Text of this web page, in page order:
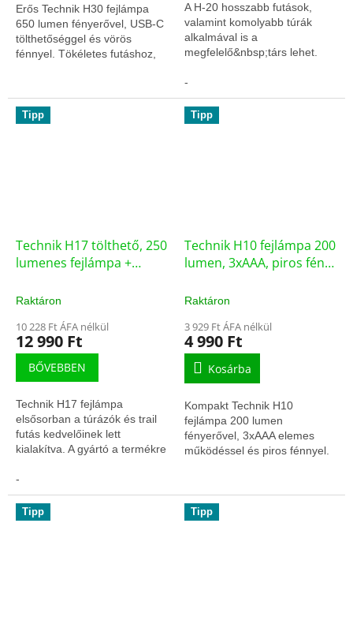
Erős Technik H30 fejlámpa
650 lumen fényerővel, USB-C
tölthetőséggel és vörös
fénnyel. Tökéletes futáshoz,
A H-20 hosszabb futások,
valamint komolyabb túrák
alkalmával is a
megfelelő&nbsp;társ lehet.
Kijelzés, Fókuszálható,
Beépített USB Töltés
(micro),...
-
Tipp
Technik H17 tölthető, 250
lumenes fejlámpa +
Raktáron
10 228 Ft ÁFA nélkül
12 990 Ft
BŐVEBBEN
Technik H17 fejlámpa
elsősorban a túrázók és trail
futás kedvelőinek lett
kialakítva. A gyártó a termékre
Paraméterek Extrák: Piros
Fény,...
-
Tipp
Technik H10 fejlámpa 200
lumen, 3xAAA, piros fény,
Raktáron
3 929 Ft ÁFA nélkül
4 990 Ft
Kosárba
Kompakt Technik H10
fejlámpa 200 lumen
fényerővel, 3xAAA elemes
működéssel és piros fénnyel.
5,000 forint ár alatti...
Tipp Tipp